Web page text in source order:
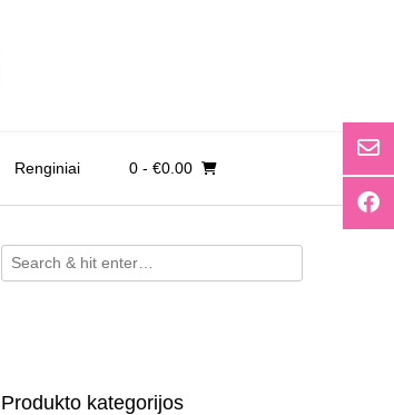
Renginiai 0- €0.00
Produkto kategorijos